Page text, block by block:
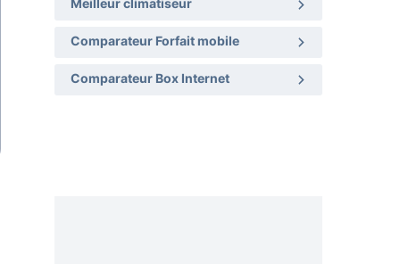
Meilleur climatiseur
Comparateur Forfait mobile
Comparateur Box Internet